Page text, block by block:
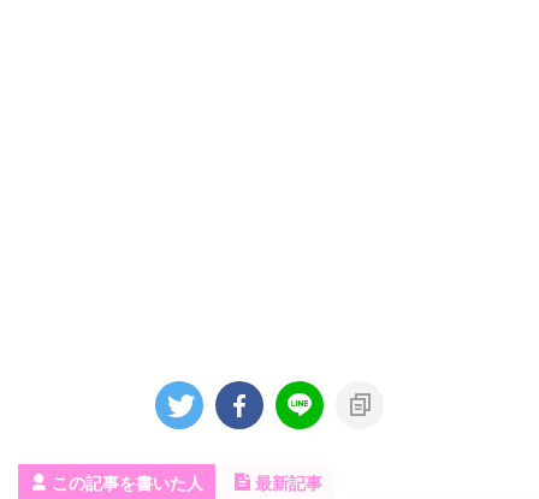
この記事を書いた人 最新記事